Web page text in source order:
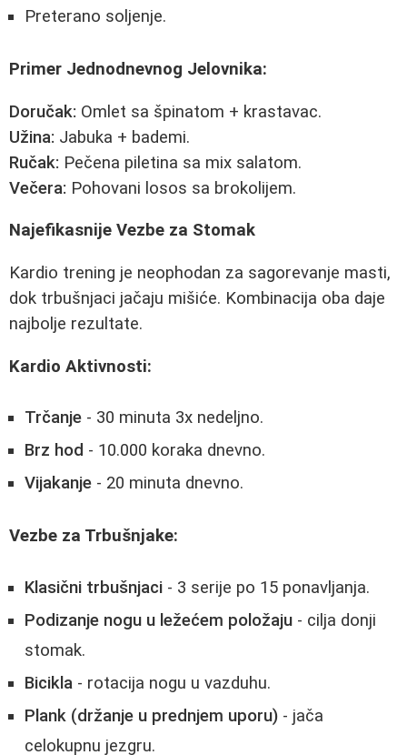
Preterano soljenje.
Primer Jednodnevnog Jelovnika:
Doručak: Omlet sa špinatom + krastavac.
Užina: Jabuka + bademi.
Ručak: Pečena piletina sa mix salatom.
Večera: Pohovani losos sa brokolijem.
Najefikasnije Vezbe za Stomak
Kardio trening je neophodan za sagorevanje masti,
dok trbušnjaci jačaju mišiće. Kombinacija oba daje
najbolje rezultate.
Kardio Aktivnosti:
Trčanje - 30 minuta 3x nedeljno.
Brz hod - 10.000 koraka dnevno.
Vijakanje - 20 minuta dnevno.
Vezbe za Trbušnjake:
Klasični trbušnjaci - 3 serije po 15 ponavljanja.
Podizanje nogu u ležećem položaju - cilja donji
stomak.
Bicikla - rotacija nogu u vazduhu.
Plank (držanje u prednjem uporu) - jača
celokupnu jezgru.